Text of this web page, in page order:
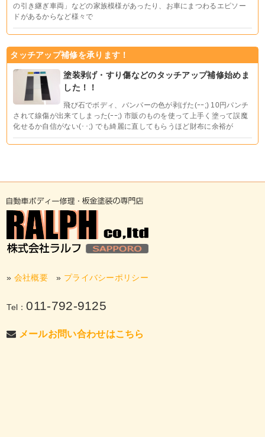
の引き継ぎ車両」などの家族模様があったり、お車にまつわるエピソー
ドがあるからなど様々で
タッチアップ補修を承ります！
塗装剥げ・すり傷などのタッチアップ補修始めま
した！！
飛び石でボディ、バンパーの色が剥げた(ｰｰ;) 10円パンチ
されて線傷が出来てしまった(ｰｰ;) 市販のものを使って上手く塗って誤魔
化せるか自信がない(･･;) でも綺麗に直してもらうほど財布に余裕が
» 会社概要 » プライバシーポリシー
Tel：011-792-9125
メールお問い合わせはこちら